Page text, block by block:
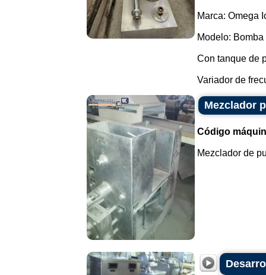
Marca: Omega
Modelo:
Con tanque de
Variador de
Mezclador
Código
Mezclador de